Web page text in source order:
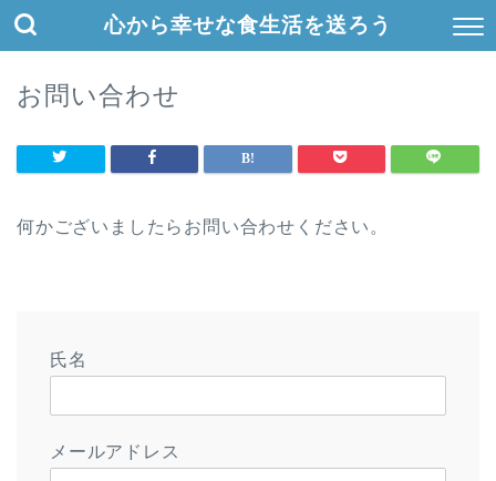
心から幸せな食生活を送ろう
お問い合わせ
何かございましたらお問い合わせください。
氏名
メールアドレス